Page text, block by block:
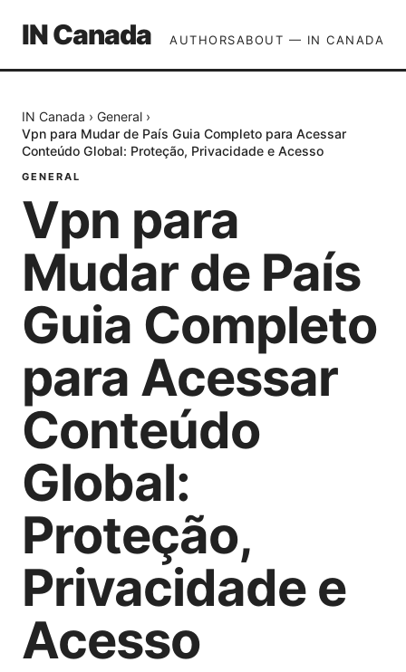
IN Canada AUTHORSABOUT — IN CANADA
IN Canada › General ›
Vpn para Mudar de País Guia Completo para Acessar
Conteúdo Global: Proteção, Privacidade e Acesso
GENERAL
Vpn para
Mudar de País
Guia Completo
para Acessar
Conteúdo
Global:
Proteção,
Privacidade e
Acesso